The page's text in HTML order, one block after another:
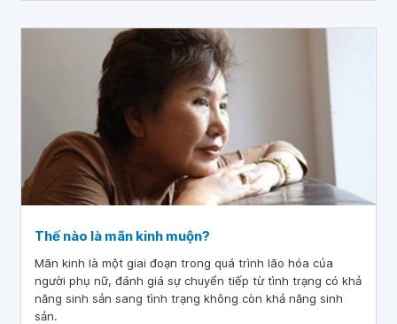
Thế nào là mãn kinh muộn?
Mãn kinh là một giai đoạn trong quá trình lão hóa của
người phụ nữ, đánh giá sự chuyển tiếp từ tình trạng có khả
năng sinh sản sang tình trạng không còn khả năng sinh
sản.